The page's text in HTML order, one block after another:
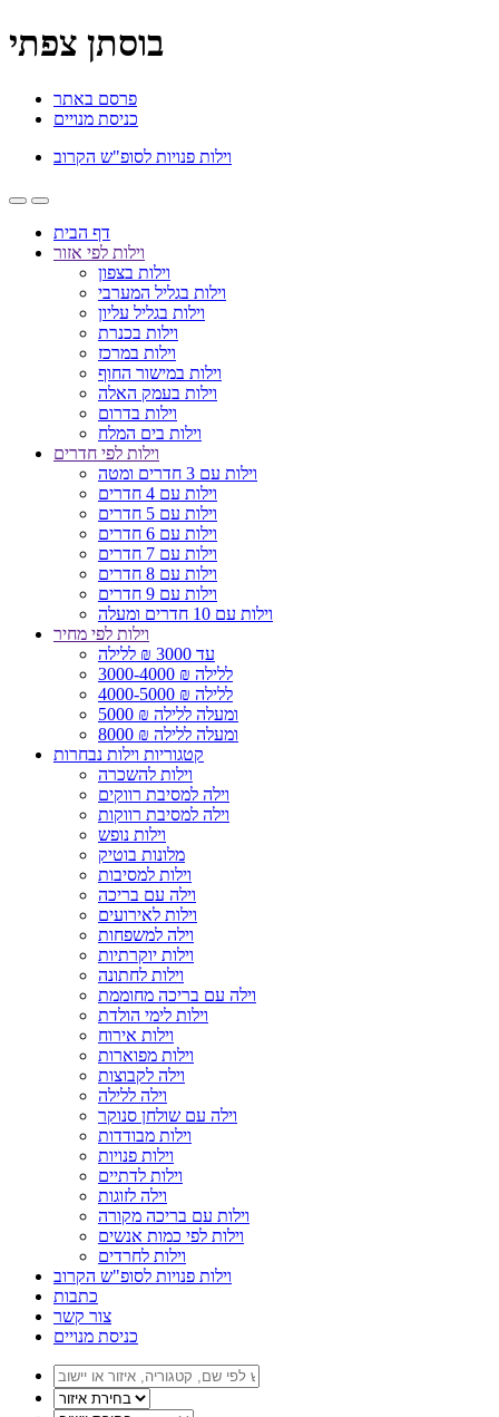
בוסתן צפתי
פרסם באתר
כניסת מנויים
וילות פנויות לסופ"ש הקרוב
דף הבית
וילות לפי אזור
וילות בצפון
וילות בגליל המערבי
וילות בגליל עליון
וילות בכנרת
וילות במרכז
וילות במישור החוף
וילות בעמק האלה
וילות בדרום
וילות בים המלח
וילות לפי חדרים
וילות עם 3 חדרים ומטה
וילות עם 4 חדרים
וילות עם 5 חדרים
וילות עם 6 חדרים
וילות עם 7 חדרים
וילות עם 8 חדרים
וילות עם 9 חדרים
וילות עם 10 חדרים ומעלה
וילות לפי מחיר
עד 3000 ₪ ללילה
3000-4000 ₪ ללילה
4000-5000 ₪ ללילה
5000 ₪ ומעלה ללילה
8000 ₪ ומעלה ללילה
קטגוריות וילות נבחרות
וילות להשכרה
וילה למסיבת רווקים
וילה למסיבת רווקות
וילות נופש
מלונות בוטיק
וילות למסיבות
וילה עם בריכה
וילות לאירועים
וילה למשפחות
וילות יוקרתיות
וילות לחתונה
וילה עם בריכה מחוממת
וילות לימי הולדת
וילות אירוח
וילות מפוארות
וילה לקבוצות
וילה ללילה
וילה עם שולחן סנוקר
וילות מבודדות
וילות פנויות
וילות לדתיים
וילה לזוגות
וילות עם בריכה מקורה
וילות לפי כמות אנשים
וילות לחרדים
וילות פנויות לסופ"ש הקרוב
כתבות
צור קשר
כניסת מנויים